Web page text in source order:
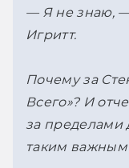
— Я не знаю,
Игритт.
Почему за
Всего»? И
за пределами
таким